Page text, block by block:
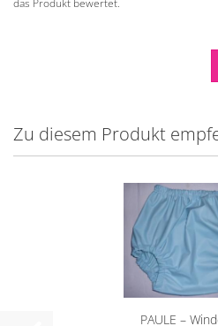
das Produkt bewertet.
Zu diesem Produkt
PAULE –